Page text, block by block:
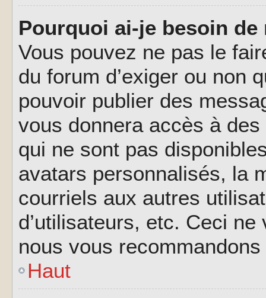
Pourquoi ai-je besoin
Vous pouvez ne pas le
du forum d’exiger ou non
pouvoir publier des
vous donnera accès à
qui ne sont pas
avatars personnalisés, la
courriels aux autres
d’utilisateurs, etc. Ceci
nous vous
Haut